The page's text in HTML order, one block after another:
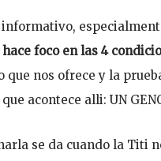
foco en las 4
que nos ofrece y la
acontece alli: UN
se da cuando la Titi